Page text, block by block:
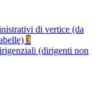
di vertice (da
3
(dirigenti non